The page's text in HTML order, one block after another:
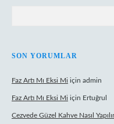
SON YORUMLAR
Faz Artı Mı Eksi Mi için admin
Faz Artı Mı Eksi Mi için Ertuğrul
Cezvede Güzel Kahve Nasıl Yapılır